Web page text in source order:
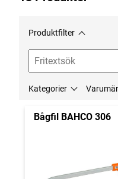
Produktfilter
Kategorier
Bågfil BAHCO 306